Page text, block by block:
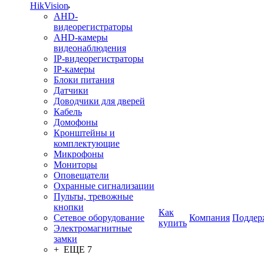
HikVision
AHD-
видеорегистраторы
AHD-камеры
видеонаблюдения
IP-видеорегистраторы
IP-камеры
Блоки питания
Датчики
Доводчики для дверей
Кабель
Домофоны
Кронштейны и
комплектующие
Микрофоны
Мониторы
Оповещатели
Охранные сигнализации
Пульты, тревожные
кнопки
Сетевое оборудование
Электромагнитные
замки
+ ЕЩЕ 7
Как
купить
Компания